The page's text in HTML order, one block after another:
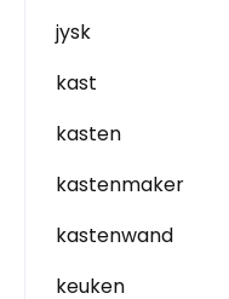
jysk
kast
kasten
kastenmaker
kastenwand
keuken